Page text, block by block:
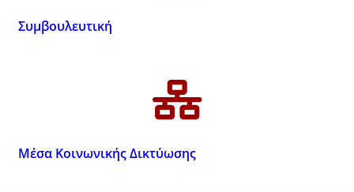
Συμβουλευτική
Μέσα Κοινωνικής Δικτύωσης